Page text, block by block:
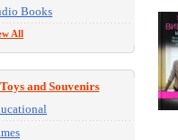
Books
All
Toys and Souvenirs